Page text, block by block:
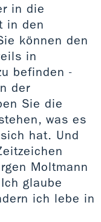
in die
in den
können den
in
befinden -
der
Sie die
was es
hat. Und
Moltmann
glaube
ich lebe in